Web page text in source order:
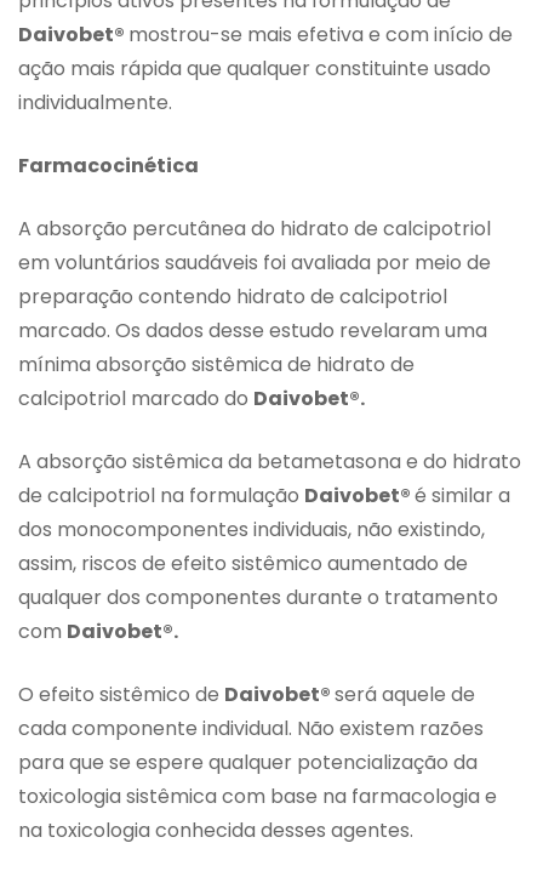
Daivobet® mostrou-se mais efetiva e com início de
ação mais rápida que qualquer constituinte usado
individualmente.
Farmacocinética
A absorção percutânea do hidrato de calcipotriol
em voluntários saudáveis foi avaliada por meio de
preparação contendo hidrato de calcipotriol
marcado. Os dados desse estudo revelaram uma
mínima absorção sistêmica de hidrato de
calcipotriol marcado do Daivobet®.
A absorção sistêmica da betametasona e do hidrato
de calcipotriol na formulação Daivobet®é similar a
dos monocomponentes individuais, não existindo,
assim, riscos de efeito sistêmico aumentado de
qualquer dos componentes durante o tratamento
com Daivobet®.
O efeito sistêmico de Daivobet®será aquele de
cada componente individual. Não existem razões
para que se espere qualquer potencialização da
toxicologia sistêmica com base na farmacologia e
na toxicologia conhecida desses agentes.